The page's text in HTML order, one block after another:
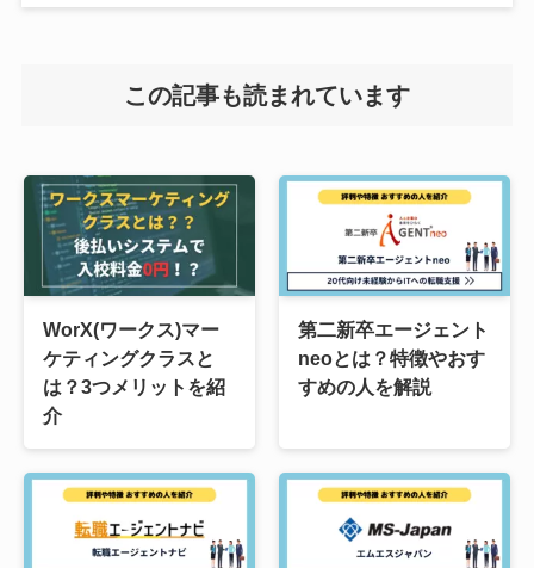
この記事も読まれています
WorX(ワークス)マー
ケティングクラスと
は？3つメリットを紹
介
第二新卒エージェント
neoとは？特徴やおす
すめの人を解説